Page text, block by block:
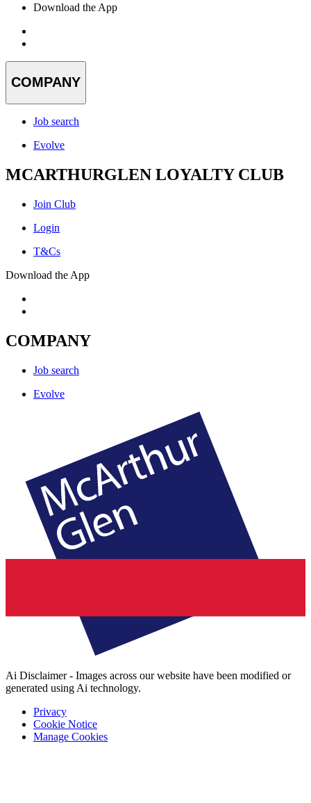
Download the App
COMPANY
Job search
Evolve
MCARTHURGLEN LOYALTY CLUB
Join Club
Login
T&Cs
Download the App
COMPANY
Job search
Evolve
Ai Disclaimer - Images across our website have been modified or
generated using Ai technology.
Privacy
Cookie Notice
Manage Cookies